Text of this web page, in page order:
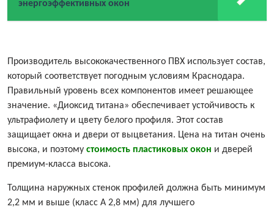
энергоэффективных окон
Производитель высококачественного ПВХ использует состав,
который соответствует погодным условиям Краснодара.
Правильный уровень всех компонентов имеет решающее
значение. «Диоксид титана» обеспечивает устойчивость к
ультрафиолету и цвету белого профиля. Этот состав
защищает окна и двери от выцветания. Цена на титан очень
высока, и поэтому стоимость пластиковых окон и дверей
премиум-класса высока.
Толщина наружных стенок профилей должна быть минимум
2,2 мм и выше (класс A 2,8 мм) для лучшего